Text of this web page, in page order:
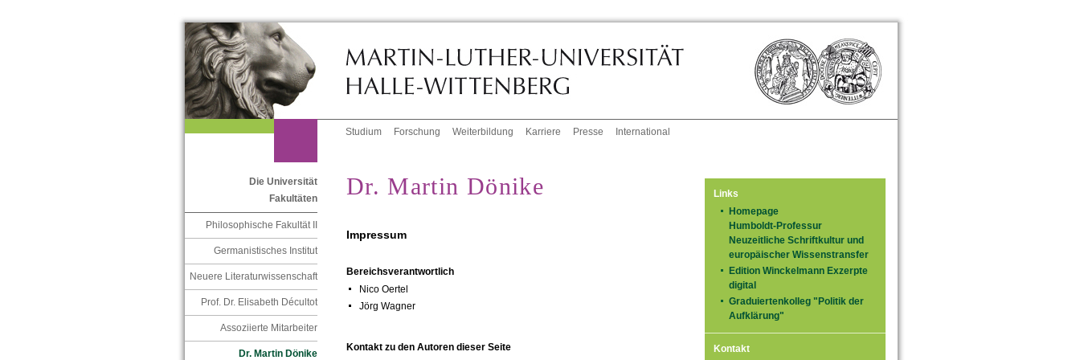
Studium Forschung Weiterbildung Karriere Presse International
Die Universität
Fakultäten
Philosophische Fakultät II
Germanistisches Institut
Neuere Literaturwissenschaft
Prof. Dr. Elisabeth Décultot
Assoziierte Mitarbeiter
Dr. Martin Dönike
Links
Homepage
Humboldt-Professur
Neuzeitliche Schriftkultur und
europäischer Wissenstransfer
Edition Winckelmann Exzerpte
digital
Graduiertenkolleg "Politik der
Aufklärung"
Kontakt
Dr. Martin Dönike
Impressum
Bereichsverantwortlich
Nico Oertel
Jörg Wagner
Kontakt zu den Autoren dieser Seite